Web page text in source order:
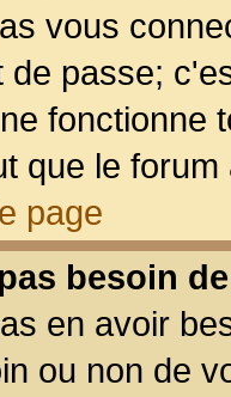
vous
de passe;
fonctionne
que le
page
besoin
en avoir
ou non de